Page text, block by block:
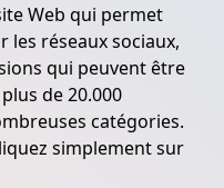
Web qui permet
réseaux sociaux,
qui peuvent être
de 20.000
catégories.
simplement sur